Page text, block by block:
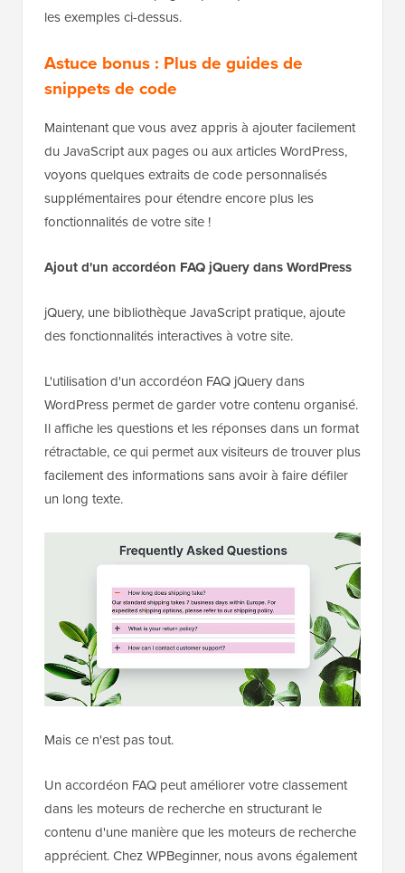
les exemples ci-dessus.
Astuce bonus : Plus de guides de
snippets de code
Maintenant que vous avez appris à ajouter facilement
du JavaScript aux pages ou aux articles WordPress,
voyons quelques extraits de code personnalisés
supplémentaires pour étendre encore plus les
fonctionnalités de votre site !
Ajout d'un accordéon FAQ jQuery dans WordPress
jQuery, une bibliothèque JavaScript pratique, ajoute
des fonctionnalités interactives à votre site.
L'utilisation d'un accordéon FAQ jQuery dans
WordPress permet de garder votre contenu organisé.
Il affiche les questions et les réponses dans un format
rétractable, ce qui permet aux visiteurs de trouver plus
facilement des informations sans avoir à faire défiler
un long texte.
Mais ce n'est pas tout.
Un accordéon FAQ peut améliorer votre classement
dans les moteurs de recherche en structurant le
contenu d'une manière que les moteurs de recherche
apprécient. Chez WPBeginner, nous avons également